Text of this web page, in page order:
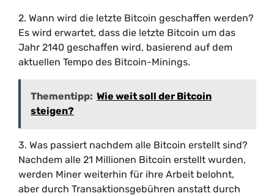
2. Wann wird die letzte Bitcoin geschaffen werden?
Es wird erwartet, dass die letzte Bitcoin um das
Jahr 2140 geschaffen wird, basierend auf dem
aktuellen Tempo des Bitcoin-Minings.
Thementipp: Wie weit soll der Bitcoin
steigen?
3. Was passiert nachdem alle Bitcoin erstellt sind?
Nachdem alle 21 Millionen Bitcoin erstellt wurden,
werden Miner weiterhin für ihre Arbeit belohnt,
aber durch Transaktionsgebühren anstatt durch